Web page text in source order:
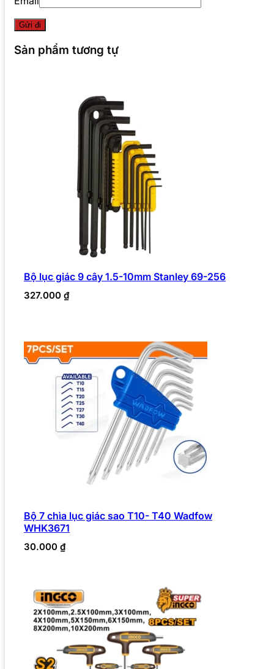
Sản phẩm tương tự
Bộ lục giác 9 cây 1.5-10mm Stanley 69-256
327.000 ₫
Bộ 7 chìa lục giác sao T10- T40 Wadfow
WHK3671
30.000 ₫